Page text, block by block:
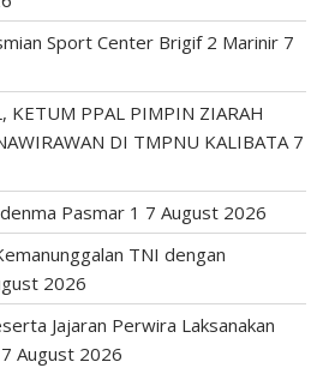
Sport Center Brigif 2 Marinir 7
KETUM PPAL PIMPIN ZIARAH
DI TMPNU KALIBATA 7
Pasmar 1 7 August 2026
TNI dengan
2026
Jajaran Perwira Laksanakan
7 August 2026